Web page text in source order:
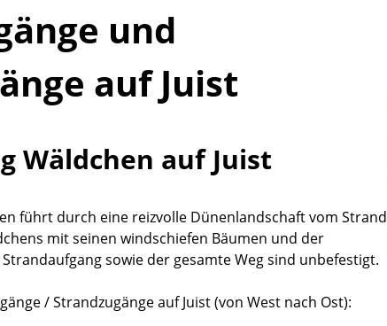
und
auf Juist
Wäldchen auf Juist
führt durch eine reizvolle Dünenlandschaft vom Strand
mit seinen windschiefen Bäumen und der
sowie der gesamte Weg sind unbefestigt.
/ Strandzugänge auf Juist (von West nach Ost):